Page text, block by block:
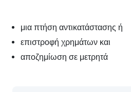
μια πτήση αντικατάστασης ή
επιστροφή χρημάτων και
αποζημίωση σε μετρητά